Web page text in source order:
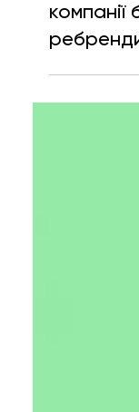
Як
компанії